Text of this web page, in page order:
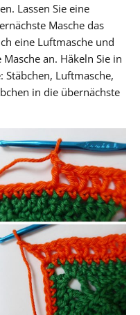
Lassen Sie eine
Masche das
eine Luftmasche und
an. Häkeln Sie in
Stäbchen, Luftmasche,
in die übernächste